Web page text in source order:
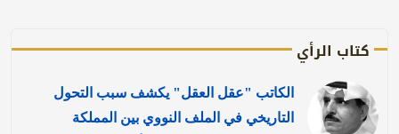
كتاب الرأي
الكاتب "عقل العقل" يكشف سبب التحول
التاريخي في الملف النووي بين المملكة